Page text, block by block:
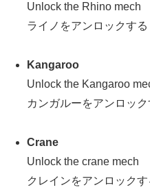
Unlock the Rhino mech
ライノをアンロックする
Kangaroo
Unlock the Kangaroo
カンガルーをアンロック
Crane
Unlock the crane mech
クレインをアンロックす